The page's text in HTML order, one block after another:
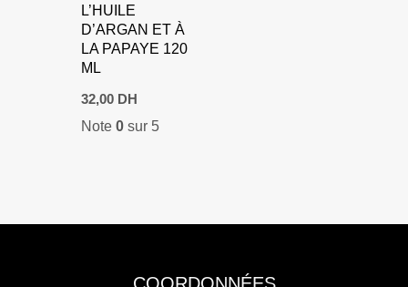
L’HUILE
D’ARGAN ET À
LA PAPAYE 120
ML
32,00 DH
Note 0sur 5